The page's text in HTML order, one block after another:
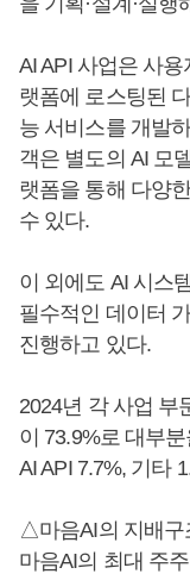
AI API 사업은 사
랫폼에 로스팅된
능 서비스를 개발
객은 별도의 AI 모
랫폼을 통해 다양
수 있다.
이 외에도 AI 시스
필수적인 데이터
진행하고 있다.
2024년 각 사업 부
이 73.9%로 대부
AI API 7.7%, 기타
△마음AI의 지배구
마음AI의 최대 주